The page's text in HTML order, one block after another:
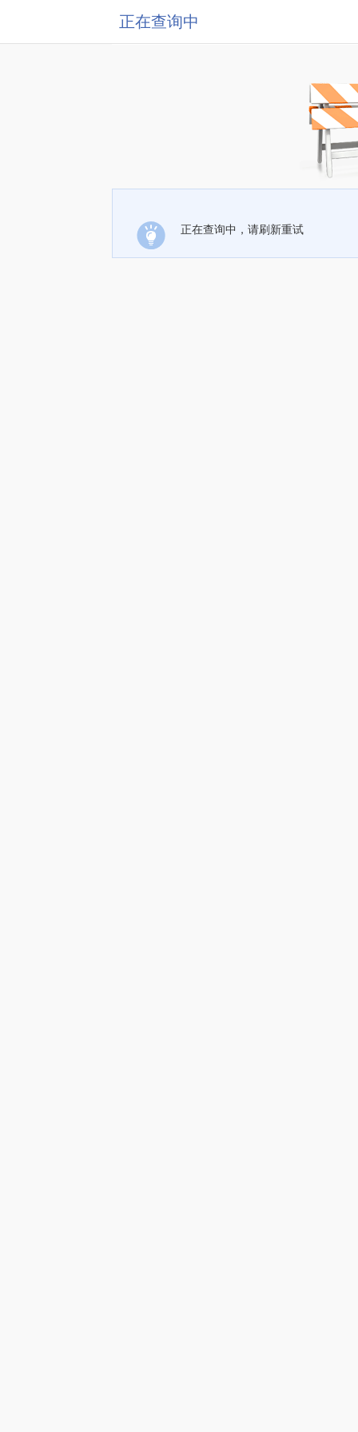
正在查询中
正在查询中，请刷新重试